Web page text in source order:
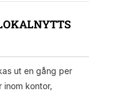
ut en gång per
inom kontor,